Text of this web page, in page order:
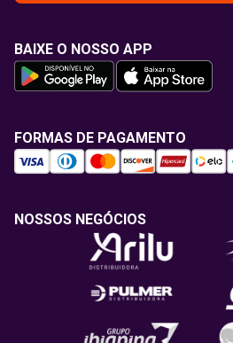
BAIXE O NOSSO APP
FORMAS DE PAGAMENTO
NOSSOS NEGÓCIOS